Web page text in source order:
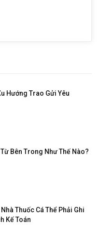
Hướng Trao Gửi Yêu
Bên Trong Như Thế Nào?
Thuốc Cá Thể Phải Ghi
Kế Toán